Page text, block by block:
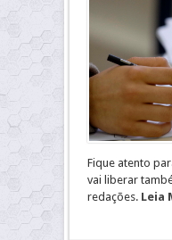
Fique atento
vai liberar
redações. Leia